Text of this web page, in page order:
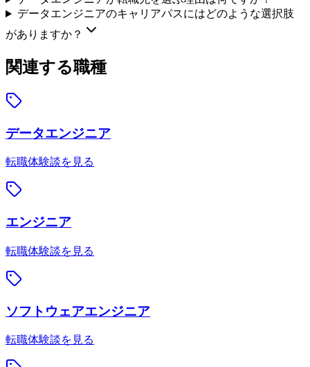
データエンジニアのキャリアパスにはどのような選択肢
がありますか？
関連する職種
データエンジニア
転職体験談を見る
エンジニア
転職体験談を見る
ソフトウェアエンジニア
転職体験談を見る